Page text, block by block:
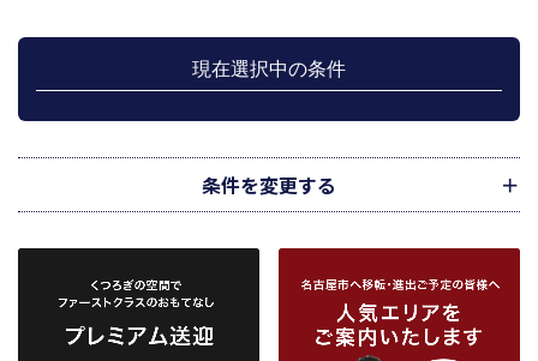
上記、1.から 5.の業務に付随する、お客様にとって有用と思われる当社及び提
携先のご案内や商品の発送、関連するアフターサービス、また、管理において
のメンテナンス等の業務に関するお知らせ等に利用します。
介の依頼者に提供することがあります。
下記３記載の第三者に提供します。
物件の申込者様・購入者様管理もしくは媒介の委託を受けた不動産の所有者そ
の他権利者様から受領した申込書、契約書等に記載された個人情報、その他適
正な手段で入手した個人情報を有しています。
お客様との契約の履行、賃貸取引にあっては契約管理、売買取引にあっては契
現在選択中の条件
条件を変更する
市区町村 地図
から検索